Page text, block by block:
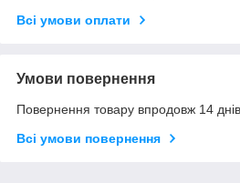
Всі умови оплати
Умови повернення
Повернення товару впродовж 14
Всі умови повернення